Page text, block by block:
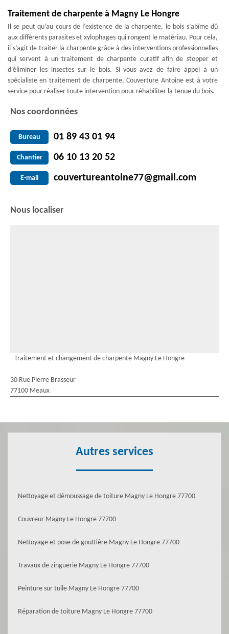
Traitement de charpente à Magny Le Hongre
Il se peut qu’au cours de l’existence de la charpente, le bois s’abîme dû
aux différents parasites et xylophages qui rongent le matériau. Pour cela,
il s’agit de traiter la charpente grâce à des interventions professionnelles
qui servent à un traitement de charpente curatif afin de stopper et
d’éliminer les insectes sur le bois. Si vous avez de faire appel à un
spécialiste en traitement de charpente, Couverture Antoine est à votre
service pour réaliser toute intervention pour réhabiliter la tenue du bois.
Nos coordonnées
Bureau 01 89 43 01 94
Chantier 06 10 13 20 52
E-mail couvertureantoine77@gmail.com
Nous localiser
Traitement et changement de charpente Magny Le Hongre
30 Rue Pierre Brasseur
77100 Meaux
Autres services
Nettoyage et démoussage de toiture Magny Le Hongre 77700
Couvreur Magny Le Hongre 77700
Nettoyage et pose de gouttière Magny Le Hongre 77700
Travaux de zinguerie Magny Le Hongre 77700
Peinture sur tuile Magny Le Hongre 77700
Réparation de toiture Magny Le Hongre 77700